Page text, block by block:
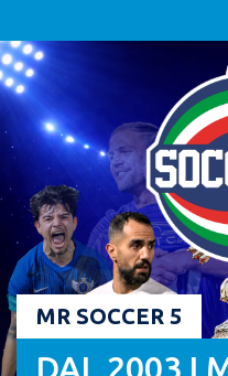
to
content
MR SOCCER 5
DAL 2003 I